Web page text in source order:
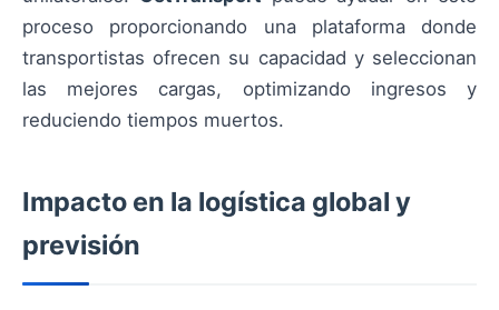
proceso proporcionando una plataforma donde
transportistas ofrecen su capacidad y seleccionan
las mejores cargas, optimizando ingresos y
reduciendo tiempos muertos.
Impacto en la logística global y
previsión